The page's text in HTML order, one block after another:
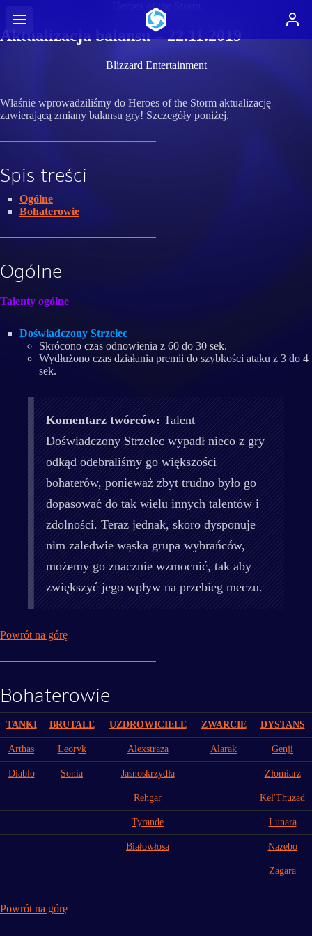
Heroes of the Storm
Aktualizacja balansu – 22.11.2019
Blizzard Entertainment
Właśnie wprowadziliśmy do Heroes of the Storm aktualizację
zawierającą zmiany balansu gry! Szczegóły poniżej.
Spis treści
Ogólne
Bohaterowie
Ogólne
Talenty ogólne
Doświadczony Strzelec
Skrócono czas odnowienia z 60 do 30 sek.
Wydłużono czas działania premii do szybkości ataku z 3 do 4
sek.
Komentarz twórców: Talent
Doświadczony Strzelec wypadł nieco z gry
odkąd odebraliśmy go większości
bohaterów, ponieważ zbyt trudno było go
dopasować do tak wielu innych talentów i
zdolności. Teraz jednak, skoro dysponuje
nim zaledwie wąska grupa wybrańców,
możemy go znacznie wzmocnić, tak aby
zwiększyć jego wpływ na przebieg meczu.
Powrót na górę
Bohaterowie
TANKI BRUTALE UZDROWICIELE ZWARCIE DYSTANS
Arthas Leoryk Alexstraza Alarak Genji
Diablo Sonia Jasnoskrzydła Złomiarz
Rehgar Kel'Thuzad
Tyrande Lunara
Białowłosa Nazebo
Zagara
Powrót na górę